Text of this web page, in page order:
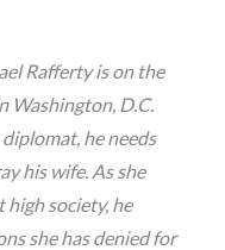
Rafferty is on the
Washington, D.C.
he needs
his wife. As she
high society, he
she has denied for